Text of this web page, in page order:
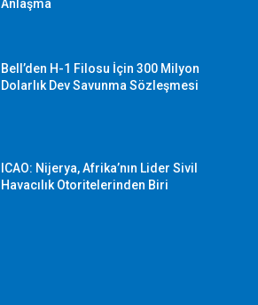
Anlaşma
Bell’den H-1 Filosu İçin 300 Milyon
Dolarlık Dev Savunma Sözleşmesi
ICAO: Nijerya, Afrika’nın Lider Sivil
Havacılık Otoritelerinden Biri